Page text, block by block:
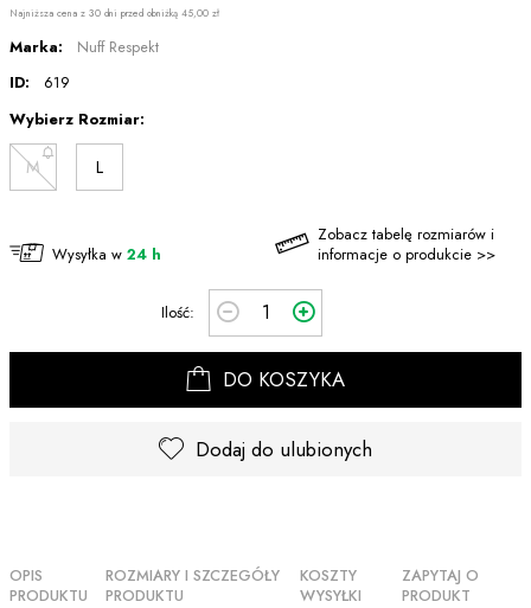
Najniższa cena z 30 dni przed obniżką 45,00 zł
Marka:
Nuff Respekt
ID:
619
Wybierz Rozmiar:
M L
Wysyłka w 24 h
Zobacz tabelę rozmiarów i
informacje o produkcie >>
Ilość:
DO KOSZYKA
Dodaj do ulubionych
OPIS
PRODUKTU
ROZMIARY I SZCZEGÓŁY
PRODUKTU
KOSZTY
WYSYŁKI
ZAPYTAJ O
PRODUKT